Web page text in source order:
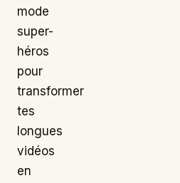
mode
super-
héros
pour
transformer
tes
longues
vidéos
en